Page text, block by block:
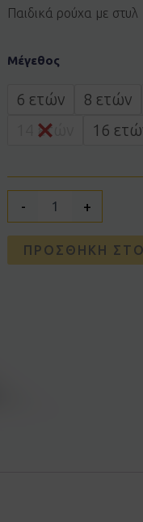
Παιδικά ρούχα με
Μέγεθος
6 ετών 8 ετών
14 ετών
16
-
HASHTAG
γαλάζιο
ποσότητα
+
ΠΡΟΣΘΉΚΗ